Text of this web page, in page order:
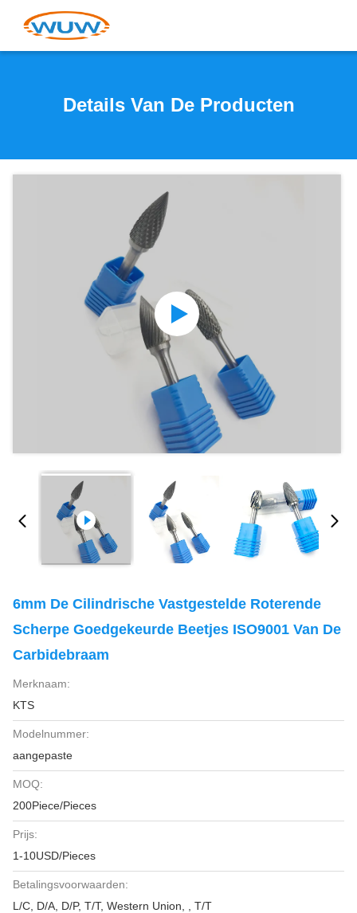
Details Van De Producten
6mm De Cilindrische Vastgestelde Roterende
Scherpe Goedgekeurde Beetjes ISO9001 Van De
Carbidebraam
Merknaam:
KTS
Modelnummer:
aangepaste
MOQ:
200Piece/Pieces
Prijs:
1-10USD/Pieces
Betalingsvoorwaarden:
L/C, D/A, D/P, T/T, Western Union, , T/T